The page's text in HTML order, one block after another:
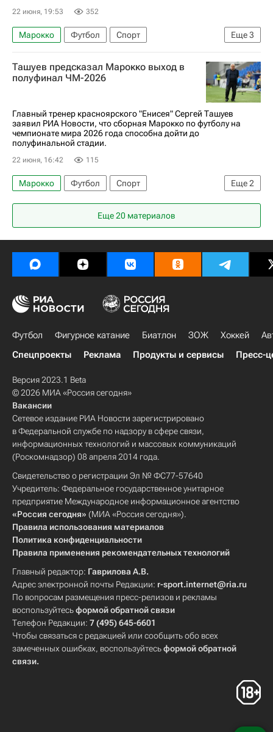
22 июня, 19:53 352
Еще3
Марокко Футбол
Спорт
ЧМ по футболу 2026
Александр Бородюк
Франция
Ташуев предсказал Марокко выход в
полуфинал ЧМ-2026
Главный тренер красноярского "Енисея" Сергей Ташуев
заявил РИА Новости, что сборная Марокко по футболу на
чемпионате мира 2026 года способна дойти до
полуфинальной стадии.
22 июня, 16:42 115
Еще2
Марокко Футбол
Спорт
ЧМ по футболу 2026
Сергей Ташуев
Еще 20 материалов
Футбол Фигурное катание Биатлон ЗОЖ Хоккей
Спецпроекты
Реклама Продукты и сервисы Пресс-
Версия 2023.1 Beta
© 2026 МИА «Россия сегодня»
Вакансии
Сетевое издание РИА Новости зарегистрировано
в Федеральной службе по надзору в сфере связи,
информационных технологий и массовых коммуникаций
(Роскомнадзор) 08 апреля 2014 года.
Свидетельство о регистрации Эл № ФС77-57640
Учредитель: Федеральное государственное унитарное
предприятие Международное информационное агентство
«Россия сегодня» (МИА «Россия сегодня»).
Правила использования материалов
Политика конфиденциальности
Правила применения рекомендательных технологий
Главный редактор: Гаврилова А.В.
Адрес электронной почты Редакции: r-sport.internet@ria.ru
По вопросам размещения пресс-релизов и рекламы
воспользуйтесьформой обратной связи
Телефон Редакции: 7 (495) 645-6601
Чтобы связаться с редакцией или сообщить обо всех
замеченных ошибках, воспользуйтесьформой обратной
связи.